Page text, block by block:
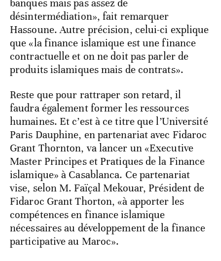
banques mais pas assez de
désintermédiation», fait remarquer
Hassoune. Autre précision, celui-ci explique
que «la finance islamique est une finance
contractuelle et on ne doit pas parler de
produits islamiques mais de contrats».
Reste que pour rattraper son retard, il
faudra également former les ressources
humaines. Et c’est à ce titre que l’Université
Paris Dauphine, en partenariat avec Fidaroc
Grant Thornton, va lancer un «Executive
Master Principes et Pratiques de la Finance
islamique» à Casablanca. Ce partenariat
vise, selon M. Faïçal Mekouar, Président de
Fidaroc Grant Thorton, «à apporter les
compétences en finance islamique
nécessaires au développement de la finance
participative au Maroc».